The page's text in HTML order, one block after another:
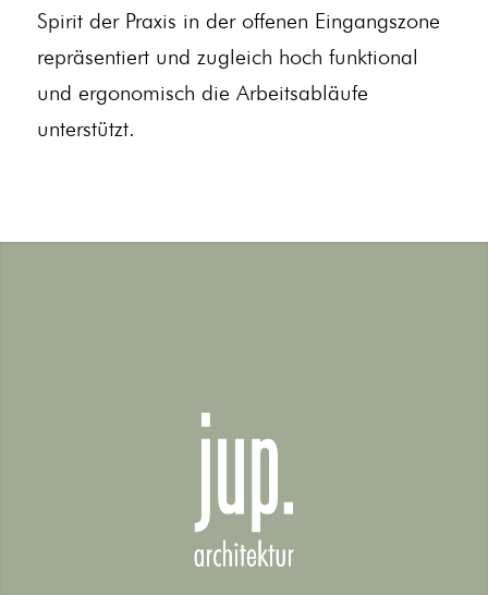
Spirit der Praxis in der offenen Eingangszone
repräsentiert und zugleich hoch funktional
und ergonomisch die Arbeitsabläufe
unterstützt.